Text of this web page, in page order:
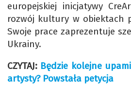
europejskiej inicjatywy
rozwój kultury w obiektach
Swoje prace zaprezentuje
Ukrainy.
CZYTAJ: Będzie kolejne
artysty? Powstała petycja